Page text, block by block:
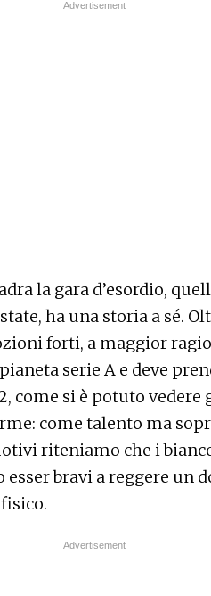
la gara d’esordio,
ha una storia a sé.
forti, a maggior
serie A e deve
come si è potuto vedere
come talento ma
riteniamo che i
bravi a reggere un